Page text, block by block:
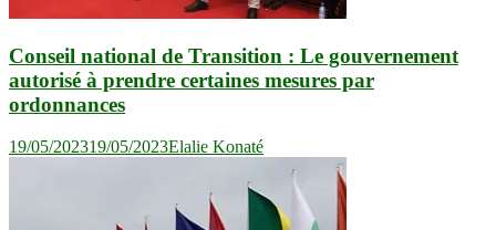
Conseil national de Transition : Le gouvernement
autorisé à prendre certaines mesures par
ordonnances
19/05/202319/05/2023Elalie Konaté